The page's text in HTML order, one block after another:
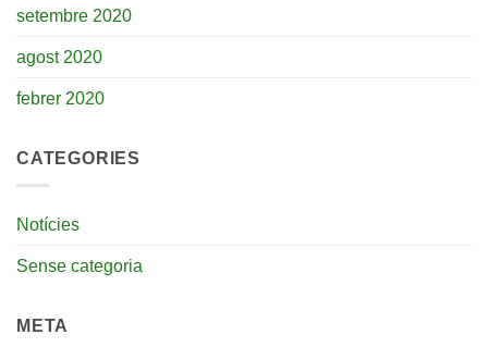
setembre 2020
agost 2020
febrer 2020
CATEGORIES
Notícies
Sense categoria
META